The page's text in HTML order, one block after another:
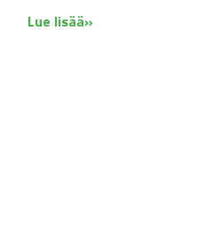
Lue lisää»